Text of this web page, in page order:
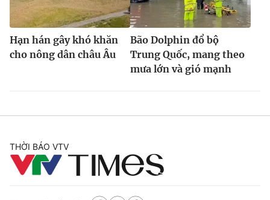
Hạn hán gây khó khăn
cho nông dân châu Âu
Bão Dolphin đổ bộ
Trung Quốc, mang theo
mưa lớn và gió mạnh
THỜI BÁO VTV